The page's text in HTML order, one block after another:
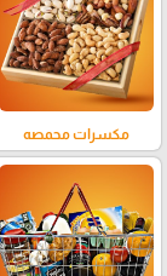
مكسرات محمصه